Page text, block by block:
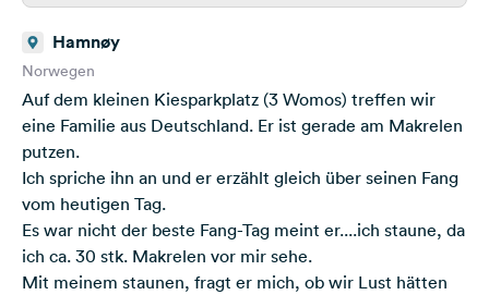
Hamnøy
Norwegen
Auf dem kleinen Kiesparkplatz (3 Womos) treffen wir
eine Familie aus Deutschland. Er ist gerade am Makrelen
putzen.
Ich spriche ihn an und er erzählt gleich über seinen Fang
vom heutigen Tag.
Es war nicht der beste Fang-Tag meint er....ich staune, da
ich ca. 30 stk. Makrelen vor mir sehe.
Mit meinem staunen, fragt er mich, ob wir Lust hätten